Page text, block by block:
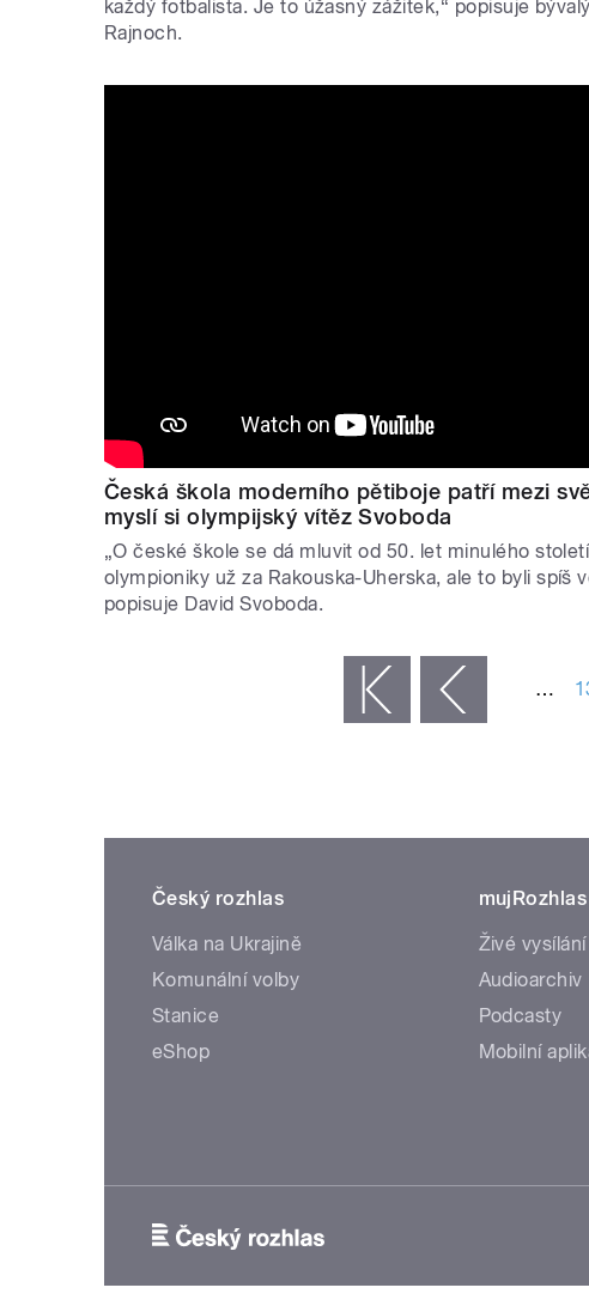
každý fotbalista. Je to úžasný zážitek,“ popisuje
Rajnoch.
Česká škola moderního pětiboje patří mezi
myslí si olympijský vítěz Svoboda
„O české škole se dá mluvit od 50. let minulého
olympioniky už za Rakouska-Uherska, ale to byli spíš
popisuje David Svoboda.
‹ předchozí …
Český rozhlas
Válka na Ukrajině
Komunální volby
Stanice
eShop
mujRozhlas
Živé vysílání
Audioarchiv
Podcasty
Mobilní